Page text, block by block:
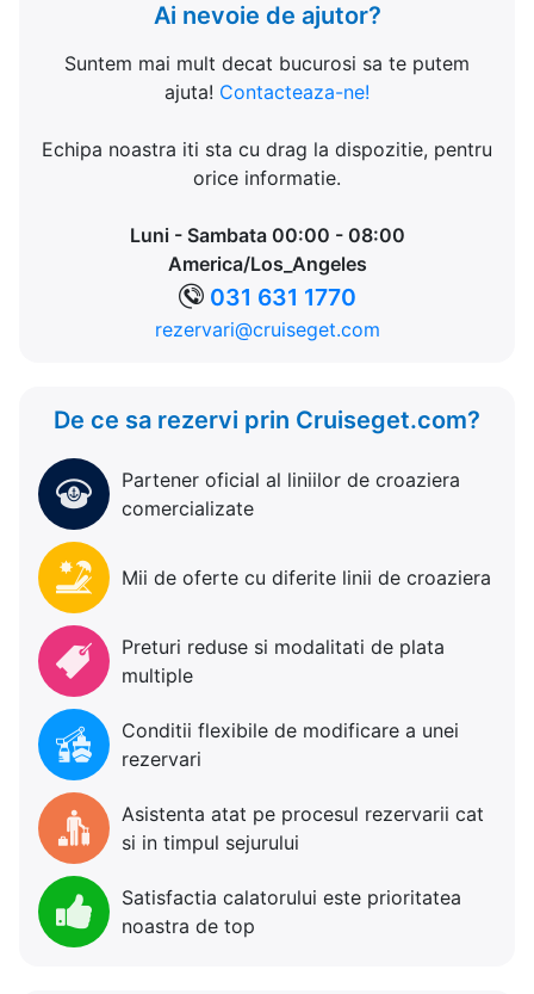
Ai nevoie de ajutor?
Suntem mai mult decat bucurosi sa te putem
ajuta! Contacteaza-ne!
Echipa noastra iti sta cu drag la dispozitie, pentru
orice informatie.
Luni - Sambata 00:00 - 08:00
America/Los_Angeles
031 631 1770
rezervari@cruiseget.com
De ce sa rezervi prin Cruiseget.com?
Partener oficial al liniilor de croaziera
comercializate
Mii de oferte cu diferite linii de croaziera
Preturi reduse si modalitati de plata
multiple
Conditii flexibile de modificare a unei
rezervari
Asistenta atat pe procesul rezervarii cat
si in timpul sejurului
Satisfactia calatorului este prioritatea
noastra de top